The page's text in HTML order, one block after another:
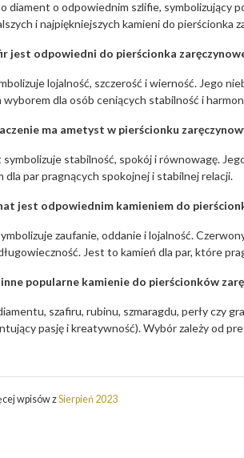
diament o odpowiednim szlifie, symbolizujący
i najpiękniejszych kamieni do pierścionka
jest odpowiedni do pierścionka
lojalność, szczerość i wierność. Jego
wyborem dla osób ceniących stabilność i
ma ametyst w pierścionku
stabilność, spokój i równowagę.
dla par pragnących spokojnej i stabilnej relacji.
jest odpowiednim kamieniem do
zaufanie, oddanie i lojalność.
Jest to kamień dla par, które
inne popularne kamienie do pierścionków
szafiru, rubinu, szmaragdu, perły czy
pasję i kreatywność). Wybór zależy od
wpisów zSierpień 2023